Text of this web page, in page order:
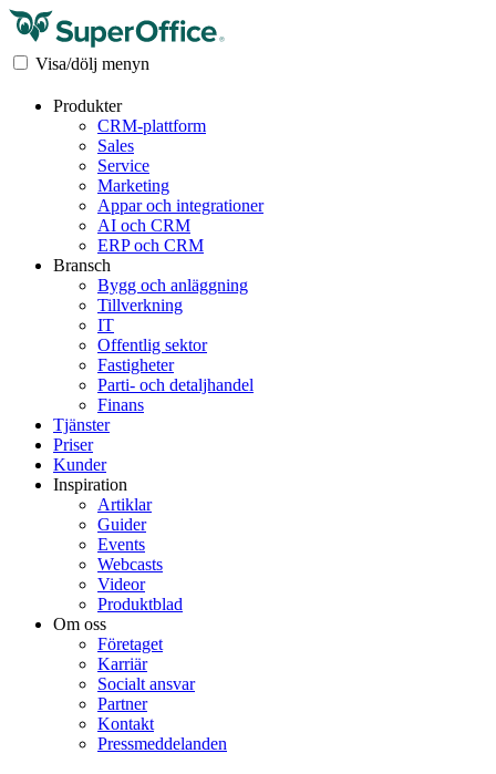
Visa/dölj menyn
Produkter
CRM-plattform
Sales
Service
Marketing
Appar och integrationer
AI och CRM
ERP och CRM
Bransch
Bygg och anläggning
Tillverkning
IT
Offentlig sektor
Fastigheter
Parti- och detaljhandel
Finans
Tjänster
Priser
Kunder
Inspiration
Artiklar
Guider
Events
Webcasts
Videor
Produktblad
Om oss
Företaget
Karriär
Socialt ansvar
Partner
Kontakt
Pressmeddelanden